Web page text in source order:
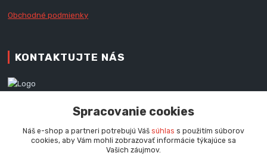
Obchodné podmienky
KONTAKTUJTE NÁS
+421 905 060 020
info@redx-stany.sk
Spracovanie cookies
Náš e-shop a partneri potrebujú Váš súhlas s použitím súborov
cookies, aby Vám mohli zobrazovať informácie týkajúce sa
Vašich záujmov.